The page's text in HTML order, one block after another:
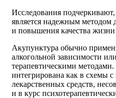
Исследования
является надежным методом
и повышения качества
Акупунктура обычно
алкогольной зависимости
терапевтическими
интегрирована как в схемы
лекарственных средств,
и в курс